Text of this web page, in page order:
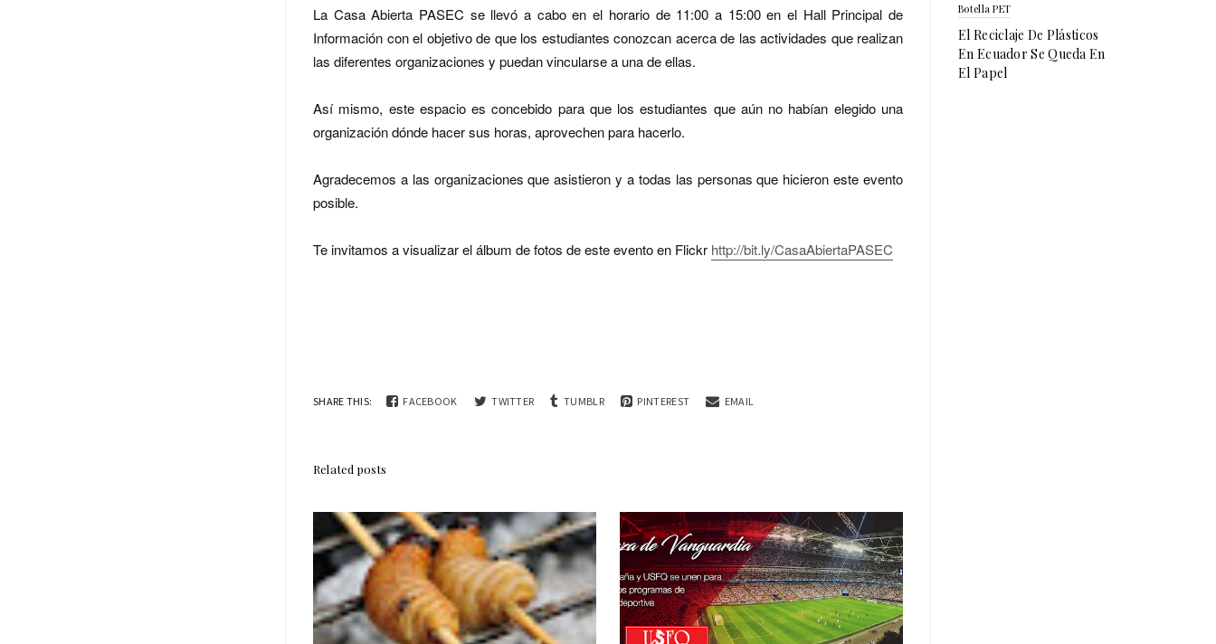
La Casa Abierta PASEC se llevó a cabo en el horario de 11:00 a 15:00 en el Hall Principal de
Información con el objetivo de que los estudiantes conozcan acerca de las actividades que realizan
las diferentes organizaciones y puedan vincularse a una de ellas.
Así mismo, este espacio es concebido para que los estudiantes que aún no habían elegido una
organización dónde hacer sus horas, aprovechen para hacerlo.
Agradecemos a las organizaciones que asistieron y a todas las personas que hicieron este evento
posible.
Te invitamos a visualizar el álbum de fotos de este evento en Flickr http://bit.ly/CasaAbiertaPASEC
SHARE THIS: FACEBOOK TWITTER TUMBLR PINTEREST EMAIL
Related posts
Botella PET
El Reciclaje De Plásticos
En Ecuador Se Queda En
El Papel